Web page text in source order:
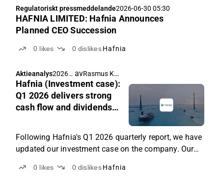
Regulatoriskt pressmeddelande2026-06-30 05:30
HAFNIA LIMITED: Hafnia Announces
Planned CEO Succession
0 likes 0 dislikes Hafnia
Aktieanalys2026-
06-10
14:10
av Rasmus Køjborg
Hafnia (Investment case):
Q1 2026 delivers strong
cash flow and dividends
Following Hafnia's Q1 2026 quarterly report, we have
updated our investment case on the company. Our
reasons, risks, and valuation perspective relative to
0 likes 0 dislikes Hafnia